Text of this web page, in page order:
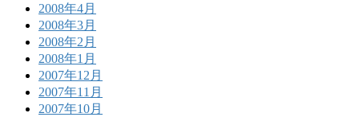
2008年4月
2008年3月
2008年2月
2008年1月
2007年12月
2007年11月
2007年10月